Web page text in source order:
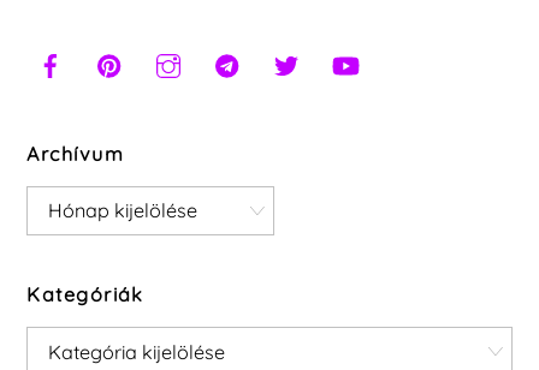
Archívum
Archívum
Kategóriák
Kategóriák